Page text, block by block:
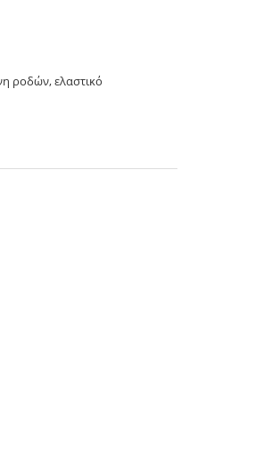
ροδών, ελαστικό